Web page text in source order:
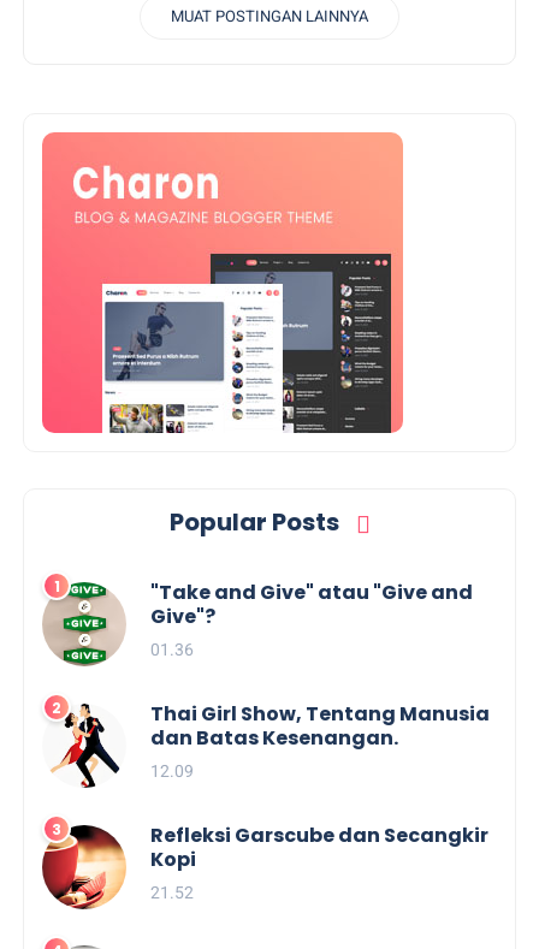
MUAT POSTINGAN LAINNYA
Popular Posts
"Take and Give" atau "Give and
Give"?
01.36
Thai Girl Show, Tentang Manusia
dan Batas Kesenangan.
12.09
Refleksi Garscube dan Secangkir
Kopi
21.52